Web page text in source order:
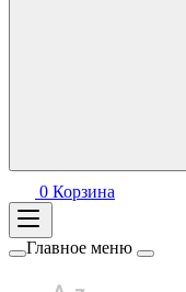
0 Корзина
Главное меню